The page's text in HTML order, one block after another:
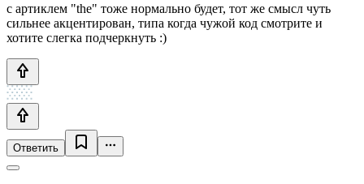
с артиклем "the" тоже нормально будет, тот же смысл чуть
сильнее акцентирован, типа когда чужой код смотрите и
хотите слегка подчеркнуть :)
Ответить